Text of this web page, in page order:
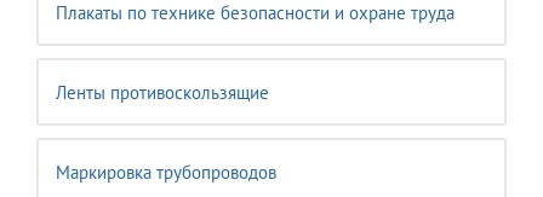
Плакаты по технике безопасности и охране труда
Ленты противоскользящие
Маркировка трубопроводов